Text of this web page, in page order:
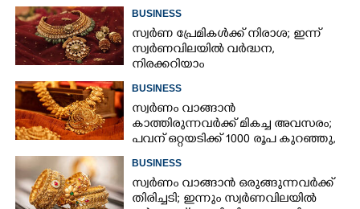
BUSINESS
സ്വർണ പ്രേമികൾക്ക് നിരാശ; ഇന്ന്
സ്വർണവിലയിൽ വർദ്ധന,
നിരക്കറിയാം
BUSINESS
സ്വർണം വാങ്ങാൻ
കാത്തിരുന്നവർക്ക് മികച്ച അവസരം;
പവന് ഒറ്റയടിക്ക് 1000 രൂപ കുറഞ്ഞു,
BUSINESS
സ്വർണം വാങ്ങാൻ ഒരുങ്ങുന്നവർക്ക്
തിരിച്ചടി; ഇന്നും സ്വർണവിലയിൽ